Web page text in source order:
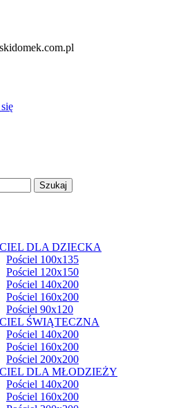
Szukaj
DLA DZIECKA
Pościel 100x135
Pościel 120x150
Pościel 140x200
Pościel 160x200
Pościel 90x120
ŚWIĄTECZNA
Pościel 140x200
Pościel 160x200
Pościel 200x200
DLA MŁODZIEŻY
Pościel 140x200
Pościel 160x200